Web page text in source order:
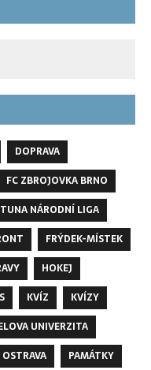
DOPRAVA
FC ZBROJOVKA BRNO
NÁRODNÍ LIGA
FRÝDEK-MÍSTEK
HOKEJ
KVÍZ
KVÍZY
UNIVERZITA
OSTRAVA
PAMÁTKY